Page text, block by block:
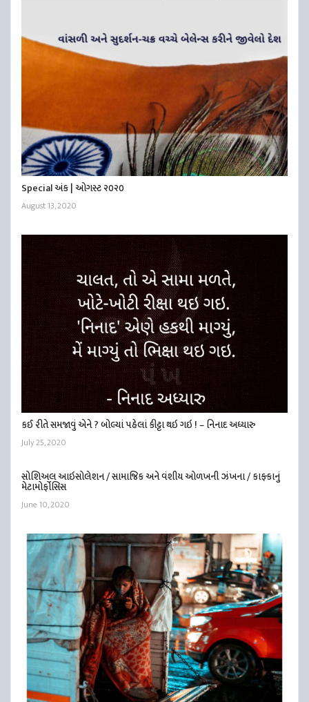
Special અંક | ઓગસ્ટ ૨૦૨૦
August 13, 2020
કઈ રીતે સમજાવું એને ? બોલ્યાં પહેલાં કીટ્ટા થઇ ગઇ ! – નિનાદ અધ્યારુ
July 25, 2020
સોશિઅલ આઇસોલેશન / સામાજિક અને વંશીય ઓળખની ઝંખના / કાફ્કાનું
મેટામોર્ફોસિસ
June 10, 2020